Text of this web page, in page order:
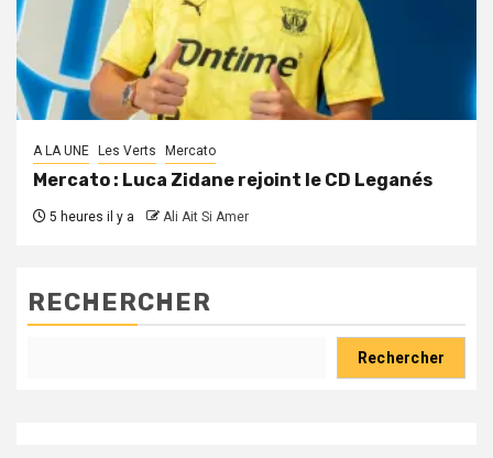
A LA UNE Les Verts Mercato
Mercato : Luca Zidane rejoint le CD Leganés
5 heures il y a Ali Ait Si Amer
RECHERCHER
Rechercher